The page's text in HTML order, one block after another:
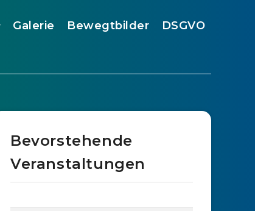
Galerie Bewegtbilder DSGVO
Bevorstehende
Veranstaltungen